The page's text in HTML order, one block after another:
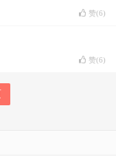
赞(6)
赞(6)